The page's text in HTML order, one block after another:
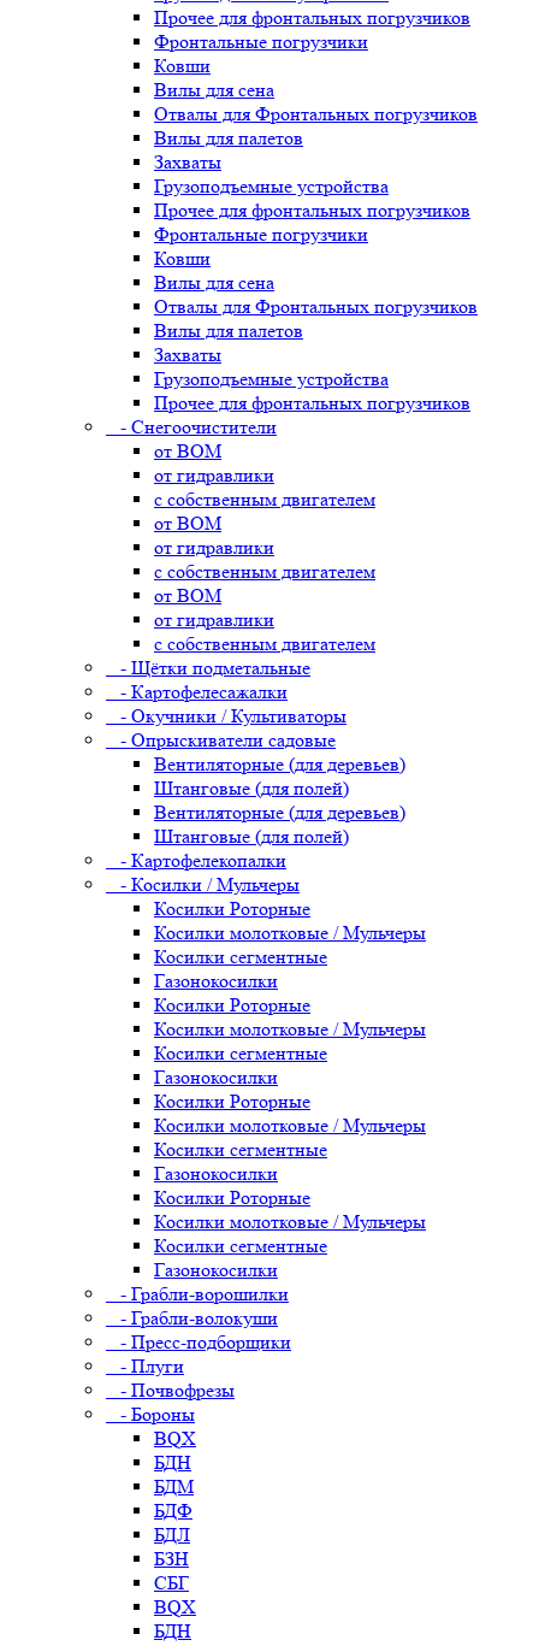
Прочее для фронтальных погрузчиков
Фронтальные погрузчики
Ковши
Вилы для сена
Отвалы для Фронтальных погрузчиков
Вилы для палетов
Захваты
Грузоподъемные устройства
Прочее для фронтальных погрузчиков
Фронтальные погрузчики
Ковши
Вилы для сена
Отвалы для Фронтальных погрузчиков
Вилы для палетов
Захваты
Грузоподъемные устройства
Прочее для фронтальных погрузчиков
- Снегоочистители
от ВОМ
от гидравлики
с собственным двигателем
от ВОМ
от гидравлики
с собственным двигателем
от ВОМ
от гидравлики
с собственным двигателем
- Щётки подметальные
- Картофелесажалки
- Окучники / Культиваторы
- Опрыскиватели садовые
Вентиляторные (для деревьев)
Штанговые (для полей)
Вентиляторные (для деревьев)
Штанговые (для полей)
- Картофелекопалки
- Косилки / Мульчеры
Косилки Роторные
Косилки молотковые / Мульчеры
Косилки сегментные
Газонокосилки
Косилки Роторные
Косилки молотковые / Мульчеры
Косилки сегментные
Газонокосилки
Косилки Роторные
Косилки молотковые / Мульчеры
Косилки сегментные
Газонокосилки
Косилки Роторные
Косилки молотковые / Мульчеры
Косилки сегментные
Газонокосилки
- Грабли-ворошилки
- Грабли-волокуши
- Пресс-подборщики
- Плуги
- Почвофрезы
- Бороны
BQX
БДН
БДМ
БДФ
БДЛ
БЗН
СБГ
BQX
БДН